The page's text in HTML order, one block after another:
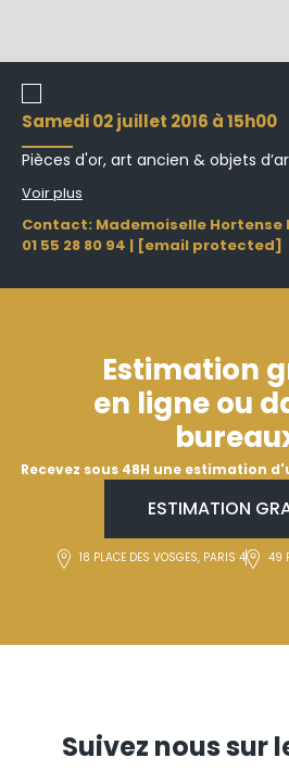
samedi 02 juillet 2016 à 15h00
Pièces d'or, art ancien & objets
Voir plus
Contact: Mademoiselle Hortense
01 55 28 80 94 | [email protected]
Estimation
en ligne ou
Recevez sous 48H une estimation
ESTIMATION
18 PLACE DES VOSGES, PARIS 4 49
Suivez nous sur